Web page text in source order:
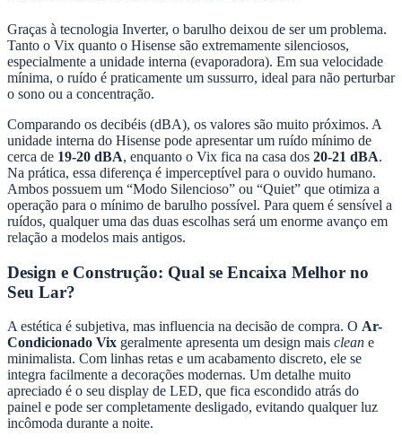
Graças à tecnologia Inverter, o barulho deixou de ser um problema.
Tanto o Vix quanto o Hisense são extremamente silenciosos,
especialmente a unidade interna (evaporadora). Em sua velocidade
mínima, o ruído é praticamente um sussurro, ideal para não perturbar
o sono ou a concentração.
Comparando os decibéis (dBA), os valores são muito próximos. A
unidade interna do Hisense pode apresentar um ruído mínimo de
cerca de 19-20 dBA, enquanto o Vix fica na casa dos 20-21 dBA.
Na prática, essa diferença é imperceptível para o ouvido humano.
Ambos possuem um “Modo Silencioso” ou “Quiet” que otimiza a
operação para o mínimo de barulho possível. Para quem é sensível a
ruídos, qualquer uma das duas escolhas será um enorme avanço em
relação a modelos mais antigos.
Design e Construção: Qual se Encaixa Melhor no
Seu Lar?
A estética é subjetiva, mas influencia na decisão de compra. O Ar-
Condicionado Vix geralmente apresenta um design mais clean e
minimalista. Com linhas retas e um acabamento discreto, ele se
integra facilmente a decorações modernas. Um detalhe muito
apreciado é o seu display de LED, que fica escondido atrás do
painel e pode ser completamente desligado, evitando qualquer luz
incômoda durante a noite.